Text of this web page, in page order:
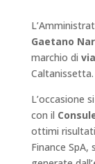
Gaetano
marchio di
Caltanissetta.
L’occasione
con il
ottimi
Finance